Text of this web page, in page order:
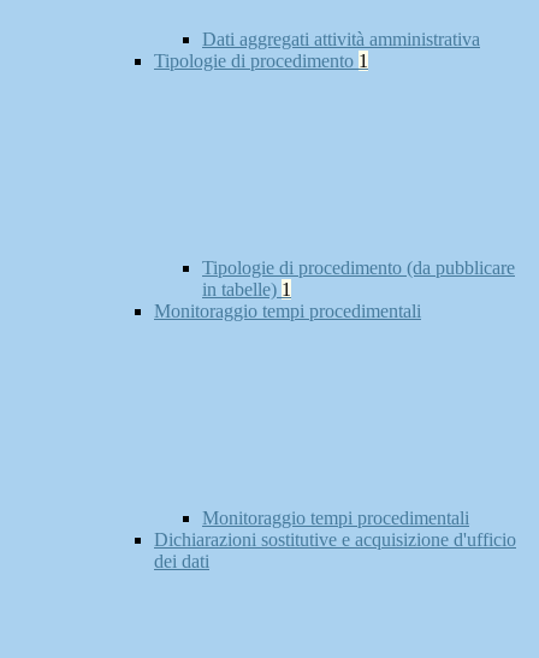
Dati aggregati attività amministrativa
Tipologie di procedimento 1
Tipologie di procedimento (da pubblicare
in tabelle) 1
Monitoraggio tempi procedimentali
Monitoraggio tempi procedimentali
Dichiarazioni sostitutive e acquisizione d'ufficio
dei dati